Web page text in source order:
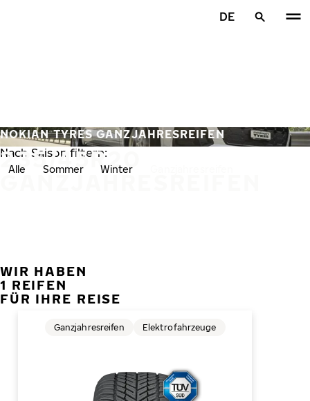
DE
235/45R20
GANZJAHRESREIFEN
NOKIAN TYRES GANZJAHRESREIFEN
Nach Saison filtern:
Alle Sommer Winter
WIR HABEN
1 REIFEN
FÜR IHRE REISE
Ganzjahresreifen Elektrofahrzeuge